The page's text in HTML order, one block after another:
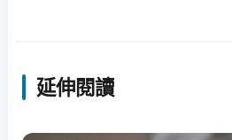
延伸閱讀